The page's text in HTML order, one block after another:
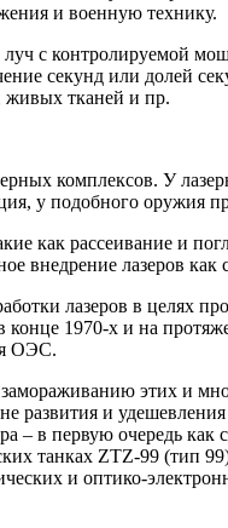
и военную технику.
с контролируемой
секунд или долей
живых тканей и пр.
комплексов. У
у подобного оружия
как рассеивание и
внедрение лазеров как
лазеров в
1970-х и на
ОЭС.
этих и
и
– в первую очередь
танках ZTZ-99
и оптико-